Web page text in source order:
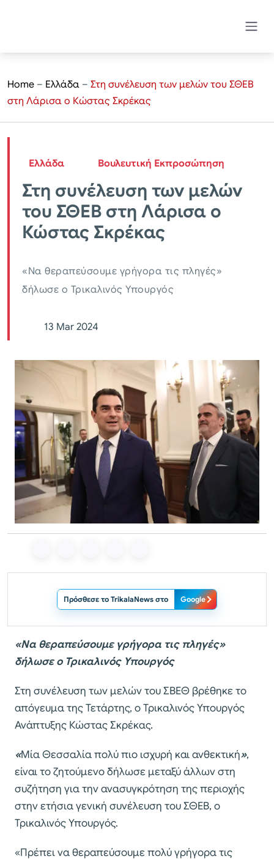
Home – Ελλάδα – Στη συνέλευση των μελών του ΣΘΕΒ
στη Λάρισα ο Κώστας Σκρέκας
Ελλάδα Βουλευτική Εκπροσώπηση
Στη συνέλευση των μελών
του ΣΘΕΒ στη Λάρισα ο
Κώστας Σκρέκας
«Να θεραπεύσουμε γρήγορα τις πληγές»
δήλωσε ο Τρικαλινός Υπουργός
13 Mar 2024
Πρόσθεσε το TrikalaNews στο Google
«Να θεραπεύσουμε γρήγορα τις πληγές»
δήλωσε ο Τρικαλινός Υπουργός
Στη συνέλευση των μελών του ΣΒΕΘ βρέθηκε το
απόγευμα της Τετάρτης, ο Τρικαλινός Υπουργός
Ανάπτυξης Κώστας Σκρέκας.
«Μία Θεσσαλία πολύ πιο ισχυρή και ανθεκτική»,
είναι το ζητούμενο δήλωσε μεταξύ άλλων στη
συζήτηση για την ανασυγκρότηση της περιοχής
στην ετήσια γενική συνέλευση του ΣΘΕΒ, ο
Τρικαλινός Υπουργός.
«Πρέπει να θεραπεύσουμε πολύ γρήγορα τις